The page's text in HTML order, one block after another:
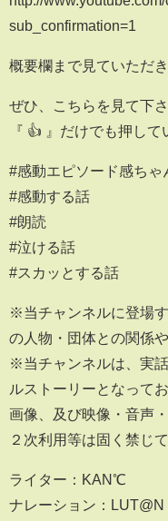
sub_confirmation=1
概要欄まで見ていただ
ぜひ、こちらを見て下
『 👍 』だけでも押し
#感動エピソード感ちゃ
#感動する話
#朗読
#泣ける話
#スカッとする話
※当チャンネルに登場
の人物・団体との関係
※当チャンネルは、実
ルストーリーとなってお
画像、及び映像・音声
２次利用等は固く禁じ
ライター：KAN℃
ナレーション：LUT@N